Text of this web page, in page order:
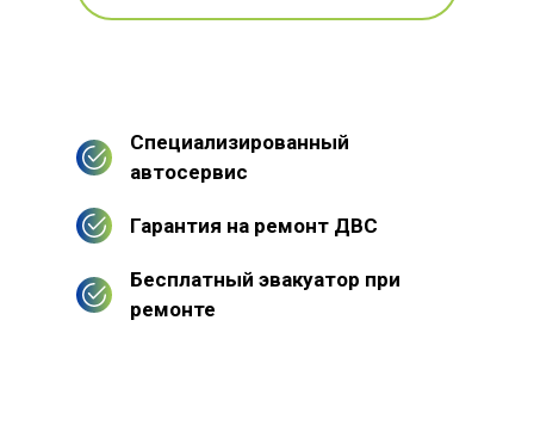
Специализированный
автосервис
Гарантия на ремонт ДВС
Бесплатный эвакуатор при
ремонте